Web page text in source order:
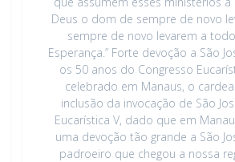
Deus o dom de sempre de novo
sempre de novo levarem a
Esperança.” Forte devoção a São
os 50 anos do Congresso
celebrado em Manaus, o
inclusão da invocação de São
Eucarística V, dado que em
uma devoção tão grande a São
padroeiro que chegou a nossa